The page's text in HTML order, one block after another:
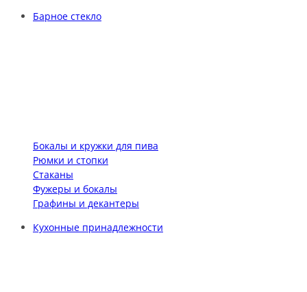
Барное стекло
Бокалы и кружки для пива
Рюмки и стопки
Стаканы
Фужеры и бокалы
Графины и декантеры
Кухонные принадлежности